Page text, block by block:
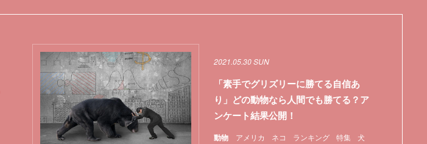
動物 アメリカ ネコ ランキング 特集 犬
2021.05.30 SUN
「素手でグリズリーに勝てる自信あ
り」どの動物なら人間でも勝てる？ア
ンケート結果公開！